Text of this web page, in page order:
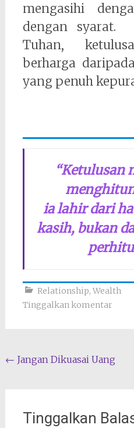
mengasihi
dengan syarat.
Tuhan,
berharga
yang penuh
“Ketulusan
ia lahir dari
kasih, bukan
Relationship, Wealth
Tinggalkan komentar
Navigasi
← Jangan Dikuasai Uang
Tinggalkan